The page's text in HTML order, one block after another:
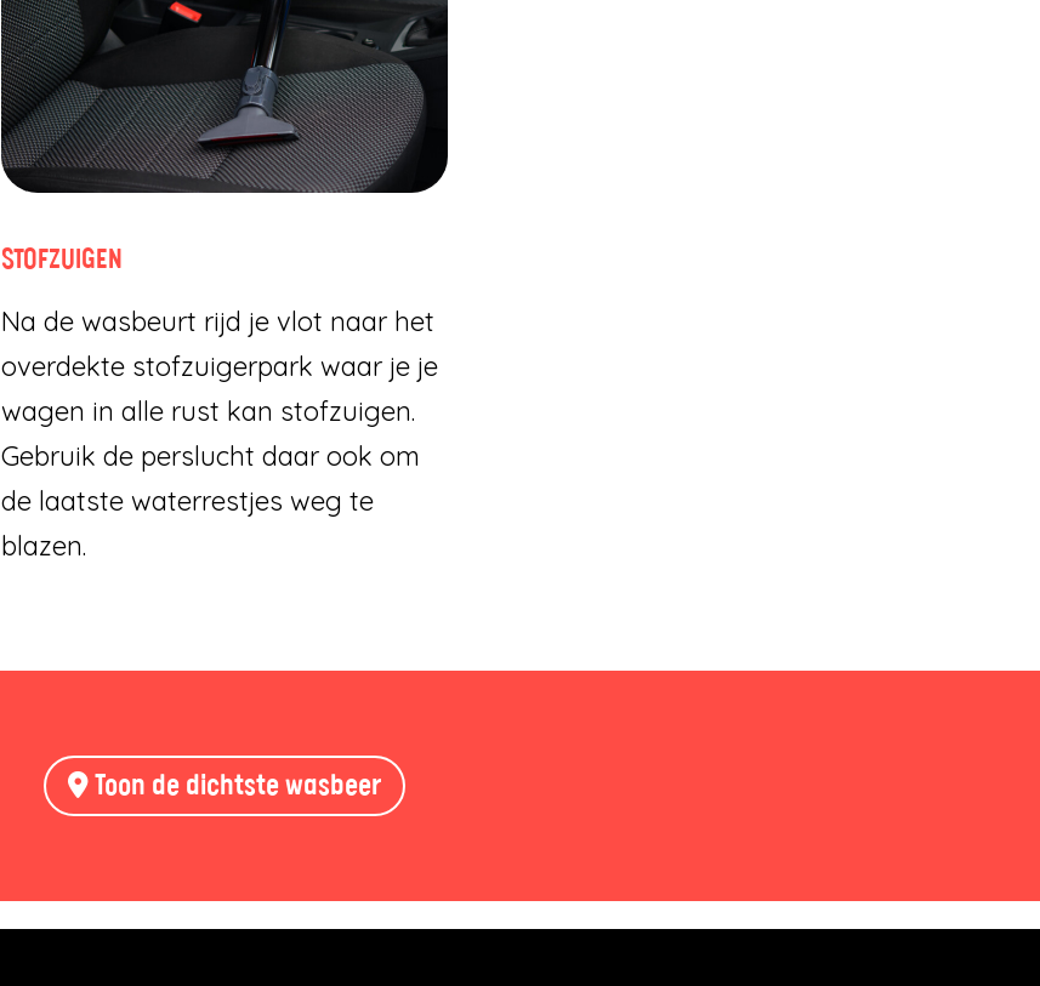
STOFZUIGEN
Na de wasbeurt rijd je vlot naar het
overdekte stofzuigerpark waar je je
wagen in alle rust kan stofzuigen.
Gebruik de perslucht daar ook om
de laatste waterrestjes weg te
blazen.
Toon de dichtste wasbeer